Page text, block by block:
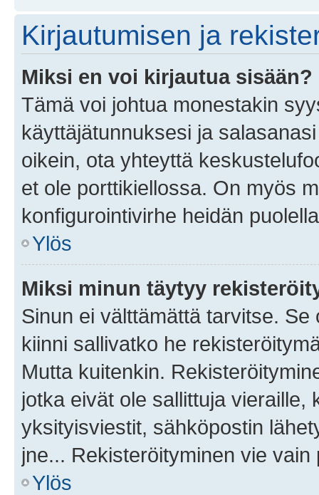
Kirjautumisen ja
Miksi en voi kirjautua sisään?
Tämä voi johtua monestakin
käyttäjätunnuksesi ja
oikein, ota yhteyttä
et ole porttikiellossa. On myös
konfigurointivirhe heidän
Ylös
Miksi minun täytyy
Sinun ei välttämättä tarvitse.
kiinni sallivatko he
Mutta kuitenkin.
jotka eivät ole sallittuja vieraille,
yksityisviestit, sähköpostin
jne... Rekisteröityminen vie
Ylös